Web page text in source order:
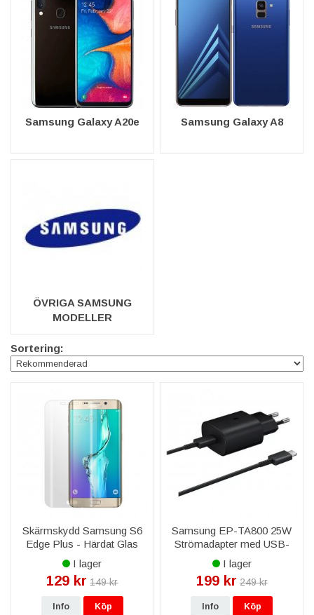
Samsung Galaxy A20e Samsung Galaxy A8
ÖVRIGA SAMSUNG
MODELLER
Sortering:
Skärmskydd Samsung S6
Edge Plus - Härdat Glas
I lager
129 kr 149 kr
Info Köp
Samsung EP-TA800 25W
Strömadapter med USB-
Typ C kabel 1m Original -
Svart
I lager
199 kr 249 kr
Info Köp